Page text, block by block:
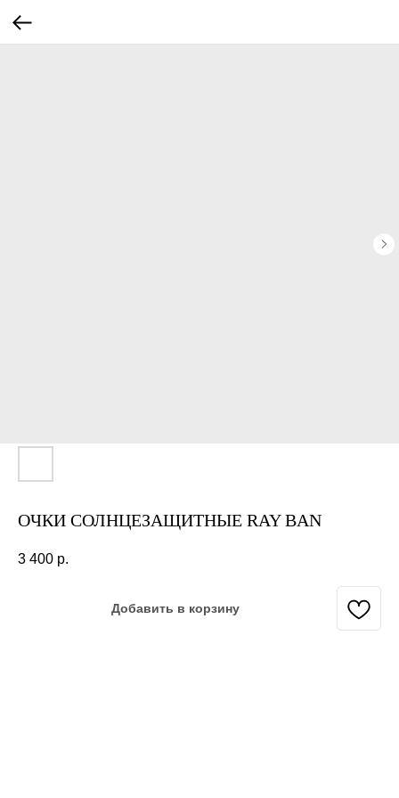
ОЧКИ СОЛНЦЕЗАЩИТНЫЕ RAY BAN
3 400 р.
Добавить в корзину